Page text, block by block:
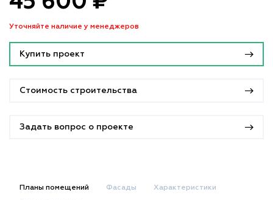
Уточняйте наличие у менеджеров
Купить проект
Стоимость строительства
Задать вопрос о проекте
Планы помещений Фасады Характеристики